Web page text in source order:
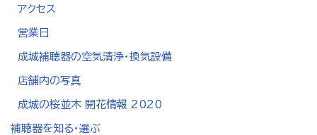
アクセス
営業日
成城補聴器の空気清浄・換気設備
店舗内の写真
成城の桜並木 開花情報 2020
補聴器を知る・選ぶ